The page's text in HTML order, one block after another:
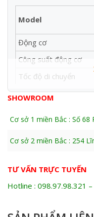
Model
Động cơ
Công suất động cơ
Tốc độ di chuyển
Nhiên liệu
Kiểu khởi động
Chế độ rung
Đường kính bánh xe lu
Trọng lượng
SHOWROOM
Cơ sở 1 miền Bắc : Số 68
Cơ sở 2 miền Bắc : 254
TƯ VẤN TRỰC TUYẾN
Hotline : 098.97.98.321